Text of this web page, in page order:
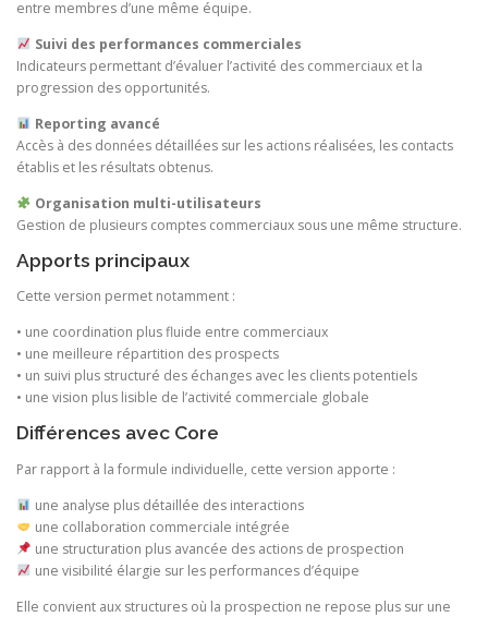
entre membres d’une même équipe.
Suivi des performances commerciales
Indicateurs permettant d’évaluer l’activité des commerciaux et la
progression des opportunités.
Reporting avancé
Accès à des données détaillées sur les actions réalisées, les contacts
établis et les résultats obtenus.
Organisation multi-utilisateurs
Gestion de plusieurs comptes commerciaux sous une même structure.
Apports principaux
Cette version permet notamment :
• une coordination plus fluide entre commerciaux
• une meilleure répartition des prospects
• un suivi plus structuré des échanges avec les clients potentiels
• une vision plus lisible de l’activité commerciale globale
Différences avec Core
Par rapport à la formule individuelle, cette version apporte :
une analyse plus détaillée des interactions
une collaboration commerciale intégrée
une structuration plus avancée des actions de prospection
une visibilité élargie sur les performances d’équipe
Elle convient aux structures où la prospection ne repose plus sur une